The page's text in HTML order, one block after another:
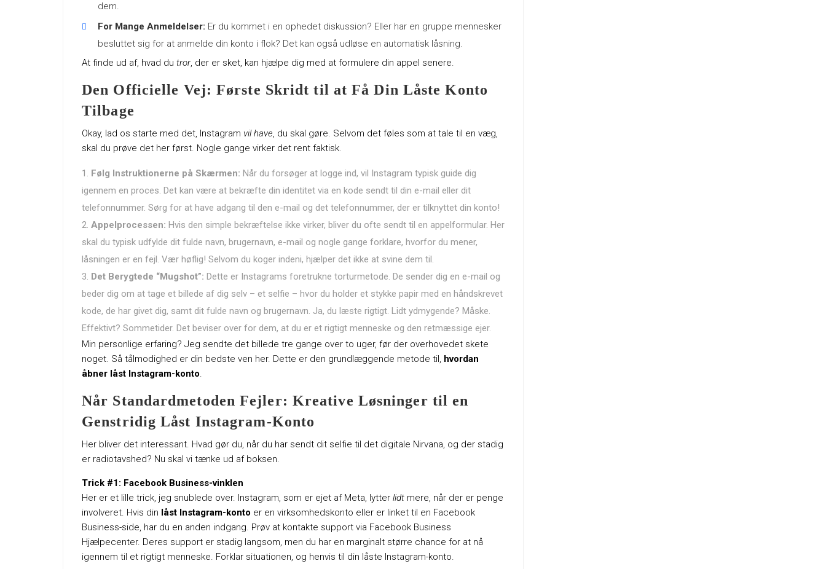
dem.
For Mange Anmeldelser: Er du kommet i en ophedet diskussion? Eller har en gruppe mennesker
besluttet sig for at anmelde din konto i flok? Det kan også udløse en automatisk låsning.
At finde ud af, hvad du tror, der er sket, kan hjælpe dig med at formulere din appel senere.
Den Officielle Vej: Første Skridt til at Få Din Låste Konto
Tilbage
Okay, lad os starte med det, Instagram vil have, du skal gøre. Selvom det føles som at tale til en væg,
skal du prøve det her først. Nogle gange virker det rent faktisk.
Følg Instruktionerne på Skærmen: Når du forsøger at logge ind, vil Instagram typisk guide dig
igennem en proces. Det kan være at bekræfte din identitet via en kode sendt til din e-mail eller dit
telefonnummer. Sørg for at have adgang til den e-mail og det telefonnummer, der er tilknyttet din konto!
Appelprocessen: Hvis den simple bekræftelse ikke virker, bliver du ofte sendt til en appelformular. Her
skal du typisk udfylde dit fulde navn, brugernavn, e-mail og nogle gange forklare, hvorfor du mener,
låsningen er en fejl. Vær høflig! Selvom du koger indeni, hjælper det ikke at svine dem til.
Det Berygtede “Mugshot”: Dette er Instagrams foretrukne torturmetode. De sender dig en e-mail og
beder dig om at tage et billede af dig selv – et selfie – hvor du holder et stykke papir med en håndskrevet
kode, de har givet dig, samt dit fulde navn og brugernavn. Ja, du læste rigtigt. Lidt ydmygende? Måske.
Effektivt? Sommetider. Det beviser over for dem, at du er et rigtigt menneske og den retmæssige ejer.
Min personlige erfaring? Jeg sendte det billede tre gange over to uger, før der overhovedet skete
noget. Så tålmodighed er din bedste ven her. Dette er den grundlæggende metode til, hvordan
åbner låst Instagram-konto.
Når Standardmetoden Fejler: Kreative Løsninger til en
Genstridig Låst Instagram-Konto
Her bliver det interessant. Hvad gør du, når du har sendt dit selfie til det digitale Nirvana, og der stadig
er radiotavshed? Nu skal vi tænke ud af boksen.
Trick #1: Facebook Business-vinklen
Her er et lille trick, jeg snublede over. Instagram, som er ejet af Meta, lytter lidt mere, når der er penge
involveret. Hvis din låst Instagram-konto er en virksomhedskonto eller er linket til en Facebook
Business-side, har du en anden indgang. Prøv at kontakte support via Facebook Business
Hjælpecenter. Deres support er stadig langsom, men du har en marginalt større chance for at nå
igennem til et rigtigt menneske. Forklar situationen, og henvis til din låste Instagram-konto.